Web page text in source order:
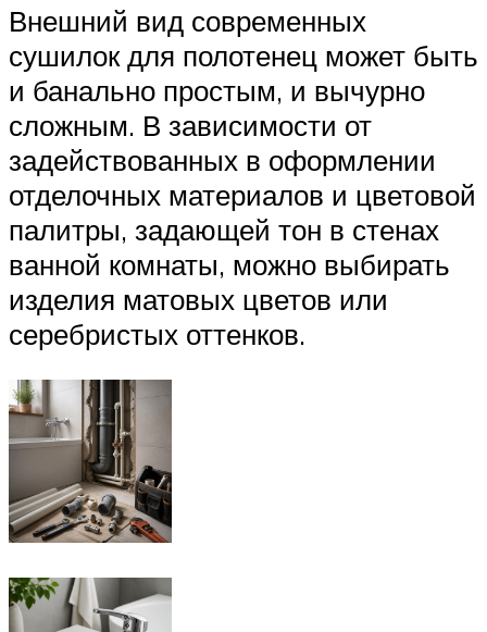
Внешний вид современных
сушилок для полотенец может быть
и банально простым, и вычурно
сложным. В зависимости от
задействованных в оформлении
отделочных материалов и цветовой
палитры, задающей тон в стенах
ванной комнаты, можно выбирать
изделия матовых цветов или
серебристых оттенков.